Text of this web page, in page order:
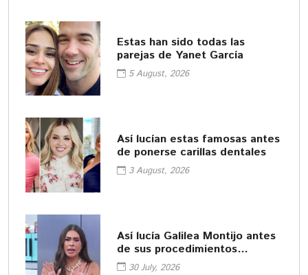
Estas han sido todas las
parejas de Yanet García
5 August, 2026
Así lucían estas famosas antes
de ponerse carillas dentales
3 August, 2026
Así lucía Galilea Montijo antes
de sus procedimientos
cosméticos
30 July, 2026